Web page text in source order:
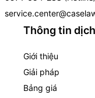
Thông tin
Giới thiệu
Giải pháp
Bảng giá